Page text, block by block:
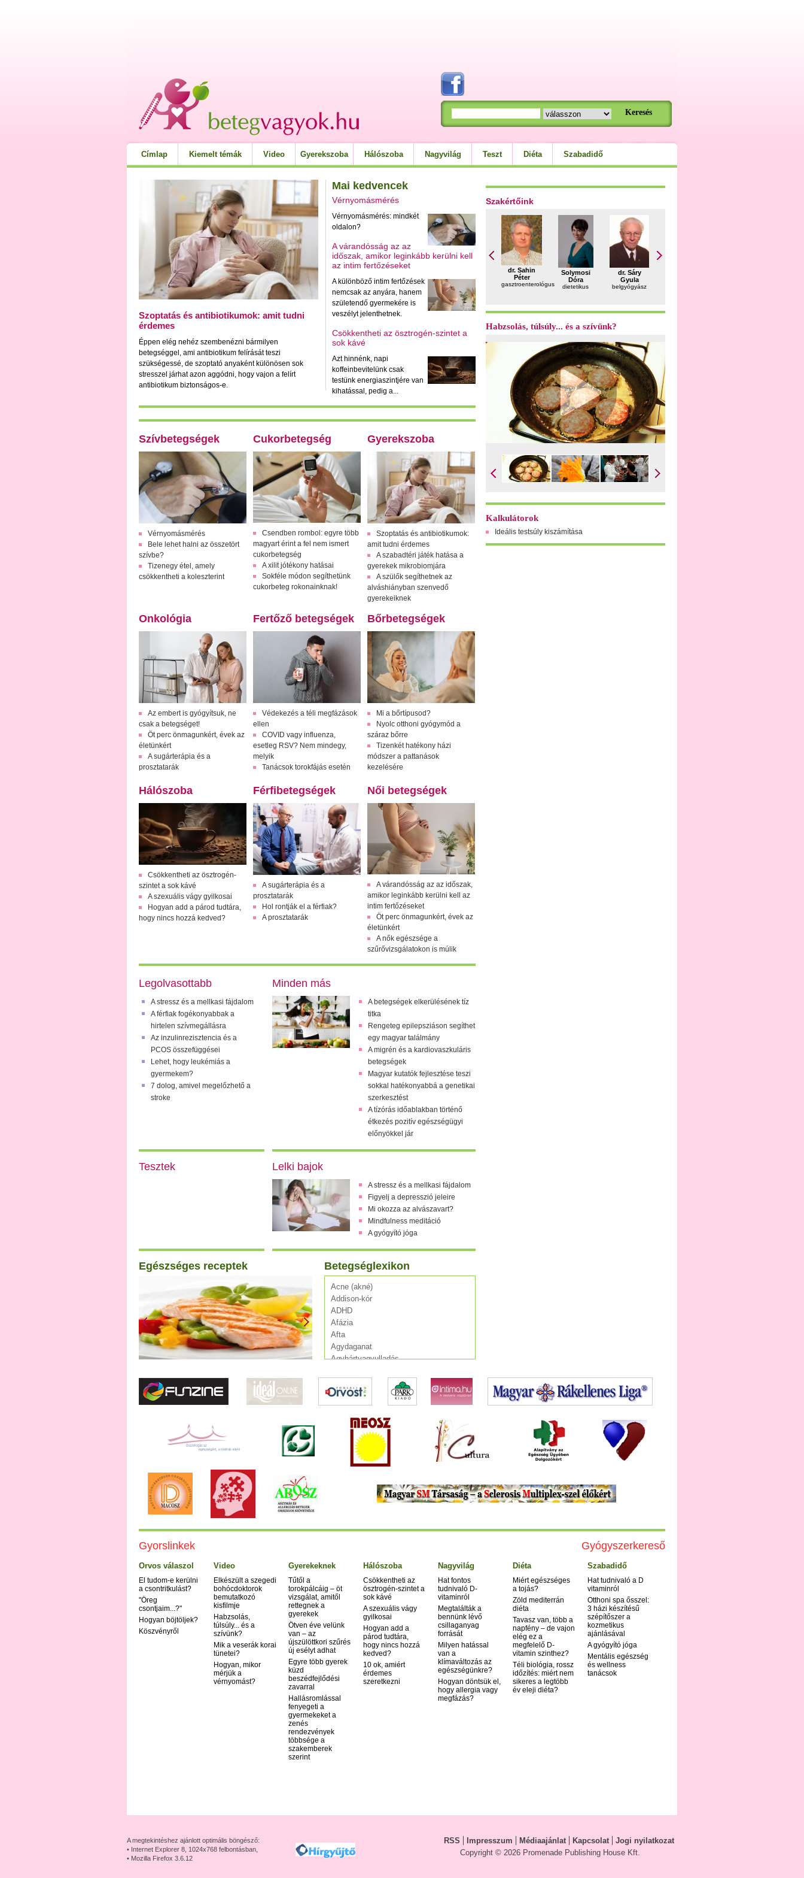
Címlap Kiemelt témák Video Gyerekszoba Hálószoba Nagyvilág Teszt Diéta Szabadidő
Szoptatás és antibiotikumok: amit tudni
érdemes
Éppen elég nehéz szembenézni bármilyen
betegséggel, ami antibiotikum felírását teszi
szükségessé, de szoptató anyaként különösen sok
stresszel járhat azon aggódni, hogy vajon a felírt
antibiotikum biztonságos-e.
Mai kedvencek
Vérnyomásmérés
Vérnyomásmérés: mindkét
oldalon?
A várandósság az az
időszak, amikor leginkább kerülni kell
az intim fertőzéseket
A különböző intim fertőzések
nemcsak az anyára, hanem
születendő gyermekére is
veszélyt jelenthetnek.
Csökkentheti az ösztrogén-szintet a
sok kávé
Azt hinnénk, napi
koffeinbevitelünk csak
testünk energiaszintjére van
kihatással, pedig a...
Szívbetegségek
Vérnyomásmérés
Bele lehet halni az összetört
szívbe?
Tizenegy étel, amely
csökkentheti a koleszterint
Cukorbetegség
Csendben rombol: egyre több
magyart érint a fel nem ismert
cukorbetegség
A xilit jótékony hatásai
Sokféle módon segíthetünk
cukorbeteg rokonainknak!
Gyerekszoba
Szoptatás és antibiotikumok:
amit tudni érdemes
A szabadtéri játék hatása a
gyerekek mikrobiomjára
A szülők segíthetnek az
alváshiányban szenvedő
gyerekeiknek
Onkológia
Az embert is gyógyítsuk, ne
csak a betegséget!
Öt perc önmagunkért, évek az
életünkért
A sugárterápia és a
prosztatarák
Fertőző betegségek
Védekezés a téli megfázások
ellen
COVID vagy influenza,
esetleg RSV? Nem mindegy,
melyik
Tanácsok torokfájás esetén
Bőrbetegségek
Mi a bőrtípusod?
Nyolc otthoni gyógymód a
száraz bőrre
Tizenkét hatékony házi
módszer a pattanások
kezelésére
Hálószoba
Csökkentheti az ösztrogén-
szintet a sok kávé
A szexuális vágy gyilkosai
Hogyan add a párod tudtára,
hogy nincs hozzá kedved?
Férfibetegségek
A sugárterápia és a
prosztatarák
Hol rontják el a férfiak?
A prosztatarák
Női betegségek
A várandósság az az időszak,
amikor leginkább kerülni kell az
intim fertőzéseket
Öt perc önmagunkért, évek az
életünkért
A nők egészsége a
szűrővizsgálatokon is múlik
Legolvasottabb
A stressz és a mellkasi fájdalom
A férfiak fogékonyabbak a
hirtelen szívmegállásra
Az inzulinrezisztencia és a
PCOS összefüggései
Lehet, hogy leukémiás a
gyermekem?
7 dolog, amivel megelőzhető a
stroke
Minden más
A betegségek elkerülésének tíz
titka
Rengeteg epilepsziáson segíthet
egy magyar találmány
A migrén és a kardiovaszkuláris
betegségek
Magyar kutatók fejlesztése teszi
sokkal hatékonyabbá a genetikai
szerkesztést
A tízórás időablakban történő
étkezés pozitív egészségügyi
előnyökkel jár
Tesztek Lelki bajok
A stressz és a mellkasi fájdalom
Figyelj a depresszió jeleire
Mi okozza az alvászavart?
Mindfulness meditáció
A gyógyító jóga
Egészséges receptek Betegséglexikon
Acne (akné)
Addison-kór
ADHD
Afázia
Afta
Agydaganat
Agyhártyagyulladás
Agyvelőgyulladás
Agyvérzés (stroke)
Alkoholizmus
Allergia
Álmatlanság
Alzheimer-kór
Atópiás dermatitisz
Bárányhimlő (varicella)
Bipoláris zavar
Bölcsőhalál
Bőrrák
Botulizmus
Bulimia
Crohn - betegség
Csalánkiütés
Cukorbetegség
Cushing-kór
Demencia
Disgrafia
Diszfágia
Felfekvés (decubitus)
Fogszuvasodás
Szakértőink
dr. Sahin
Péter
gasztroenterológus
Solymosi
Dóra
dietetikus
dr. Sáry
Gyula
belgyógyász
Habzsolás, túlsúly... és a szívünk?
Kalkulátorok
Ideális testsúly kiszámítása
Gyógyszerkereső
Gyorslinkek
Orvos válaszol
El tudom-e kerülni
a csontritkulást?
"Öreg
csontjaim...?"
Hogyan böjtöljek?
Köszvényről
Video
Elkészült a szegedi
bohócdoktorok
bemutatkozó
kisfilmje
Habzsolás,
túlsúly... és a
szívünk?
Mik a veserák korai
tünetei?
Hogyan, mikor
mérjük a
vérnyomást?
Gyerekeknek
Tűtől a
torokpálcáig – öt
vizsgálat, amitől
rettegnek a
gyerekek
Ötven éve velünk
van – az
újszülöttkori szűrés
új esélyt adhat
Egyre több gyerek
küzd
beszédfejlődési
zavarral
Hallásromlással
fenyegeti a
gyermekeket a
zenés
rendezvények
többsége a
szakemberek
szerint
Hálószoba
Csökkentheti az
ösztrogén-szintet a
sok kávé
A szexuális vágy
gyilkosai
Hogyan add a
párod tudtára,
hogy nincs hozzá
kedved?
10 ok, amiért
érdemes
szeretkezni
Nagyvilág
Hat fontos
tudnivaló D-
vitaminról
Megtalálták a
bennünk lévő
csillaganyag
forrását
Milyen hatással
van a
klímaváltozás az
egészségünkre?
Hogyan döntsük el,
hogy allergia vagy
megfázás?
Diéta
Miért egészséges
a tojás?
Zöld mediterrán
diéta
Tavasz van, több a
napfény – de vajon
elég ez a
megfelelő D-
vitamin szinthez?
Téli biológia, rossz
időzítés: miért nem
sikeres a legtöbb
év eleji diéta?
Szabadidő
Hat tudnivaló a D
vitaminról
Otthoni spa ősszel:
3 házi készítésű
szépítőszer a
kozmetikus
ajánlásával
A gyógyító jóga
Mentális egészség
és wellness
tanácsok
RSS Impresszum Médiaajánlat Kapcsolat
Jogi nyilatkozat
Copyright © 2026 Promenade Publishing House Kft.
A megtekintéshez ajánlott optimális böngésző:
• Internet Explorer 8, 1024x768 felbontásban,
• Mozilla Firefox 3.6.12